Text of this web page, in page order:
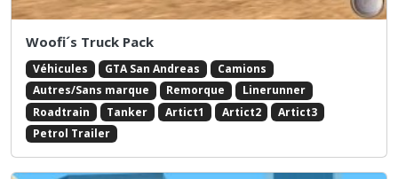
Woofi´s Truck Pack
Véhicules GTA San Andreas
Camions
Autres/Sans marque
Remorque
Linerunner
Roadtrain
Tanker Artict1 Artict2
Artict3
Petrol Trailer